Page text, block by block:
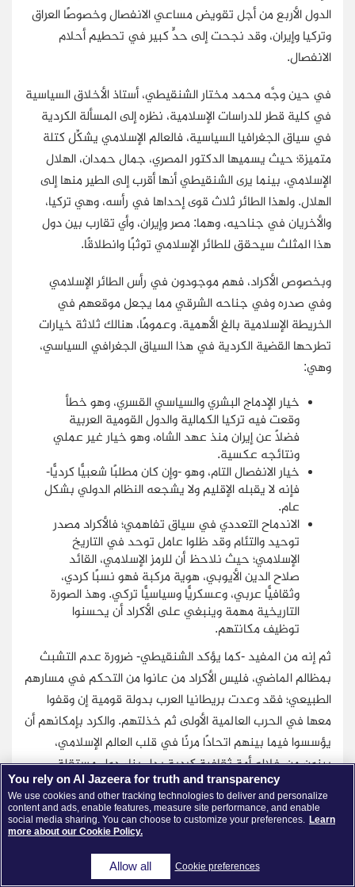
الدول الأربع من أجل تقويض مساعي الانفصال وخصوصًا العراق
وتركيا وإيران، وقد نجحت إلى حدٍّ كبير في تحطيم أحلام
الانفصال.
في حين وجَّه محمد مختار الشنقيطي، أستاذ الأخلاق السياسية
في كلية قطر للدراسات الإسلامية، نظره إلى المسألة الكردية
في سياق الجغرافيا السياسية، فالعالم الإسلامي يشكِّل كتلة
متميزة؛ حيث يسميها الدكتور المصري، جمال حمدان، الهلال
الإسلامي، بينما يرى الشنقيطي أنها أقرب إلى الطير منها إلى
الهلال. ولهذا الطائر ثلاث قوى إحداها في رأسه، وهي تركيا،
والأخريان في جناحيه، وهما: مصر وإيران، وأي تقارب بين دول
هذا المثلث سيحقق للطائر الإسلامي توثبًا وانطلاقًا.
وبخصوص الأكراد، فهم موجودون في رأس الطائر الإسلامي
وفي صدره وفي جناحه الشرقي مما يجعل موقعهم في
الخريطة الإسلامية بالغ الأهمية. وعمومًا، هنالك ثلاثة خيارات
تطرحها القضية الكردية في هذا السياق الجغرافي السياسي،
وهي:
خيار الإدماج البشري والسياسي القسري، وهو خطأ
وقعت فيه تركيا الكمالية والدول القومية العربية
فضلًا عن إيران منذ عهد الشاه، وهو خيار غير عملي
ونتائجه عكسية.
خيار الانفصال التام، وهو -وإن كان مطلبًا شعبيًّا كرديًّا-
فإنه لا يقبله الإقليم ولا يشجعه النظام الدولي بشكل
عام.
الاندماح التعددي في سياق تفاهمي؛ فالأكراد مصدر
توحيد والتئام وقد ظلوا عامل توحد في التاريخ
الإسلامي؛ حيث نلاحظ أن للرمز الإسلامي، القائد
صلاح الدين الأيوبي، هوية مركبة فهو نسبًا كردي،
وثقافيًّا عربي، وعسكريًّا وسياسيًّا تركي. وهذ الصورة
التاريخية مهمة وينبغي على الأكراد أن يحسنوا
توظيف مكانتهم.
ثم إنه من المفيد -كما يؤكد الشنقيطي- ضرورة عدم التشبث
بمظالم الماضي، فليس الأكراد من عانوا من التحكم في مسارهم
الطبيعي؛ فقد وعدت بريطانيا العرب بدولة قومية إن وقفوا
معها في الحرب العالمية الأولى ثم خذلتهم. والكرد بإمكانهم أن
يؤسسوا فيما بينهم اتحادًا مرنًا في قلب العالم الإسلامي،
يبنون من خلاله أمة ثقافية كردية بدل بناء دول مستقلة
سياسيًّا. هذا ليس حرمانًا اليوم بل هو دعوة للعب دور في العالم
الإسلامي، ونحن نلاحظ أن سكان إقليم كيبيك الكندي أمة داخل
الاتحاد الكندي ولهم كل الحقوق الثقافية دون أن يكون هناك
You rely on Al Jazeera for truth and transparency
We use cookies and other tracking technologies to deliver and personalize
content and ads, enable features, measure site performance, and enable
social media sharing. You can choose to customize your preferences. Learn
more about our Cookie Policy.
Cookie preferences
Allow all